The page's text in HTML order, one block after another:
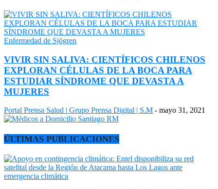
Enfermedad de Sjögren
VIVIR SIN SALIVA: CIENTÍFICOS CHILENOS
EXPLORAN CÉLULAS DE LA BOCA PARA
ESTUDIAR SÍNDROME QUE DEVASTA A
MUJERES
Portal Prensa Salud | Grupo Prensa Digital | S.M - mayo 31, 2021
ÚLTIMAS PUBLICACIONES